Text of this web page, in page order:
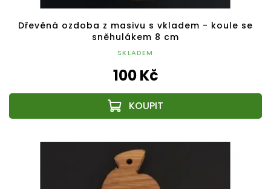
Dřevěná ozdoba z masivu s vkladem - koule se
sněhulákem 8 cm
SKLADEM
100 Kč